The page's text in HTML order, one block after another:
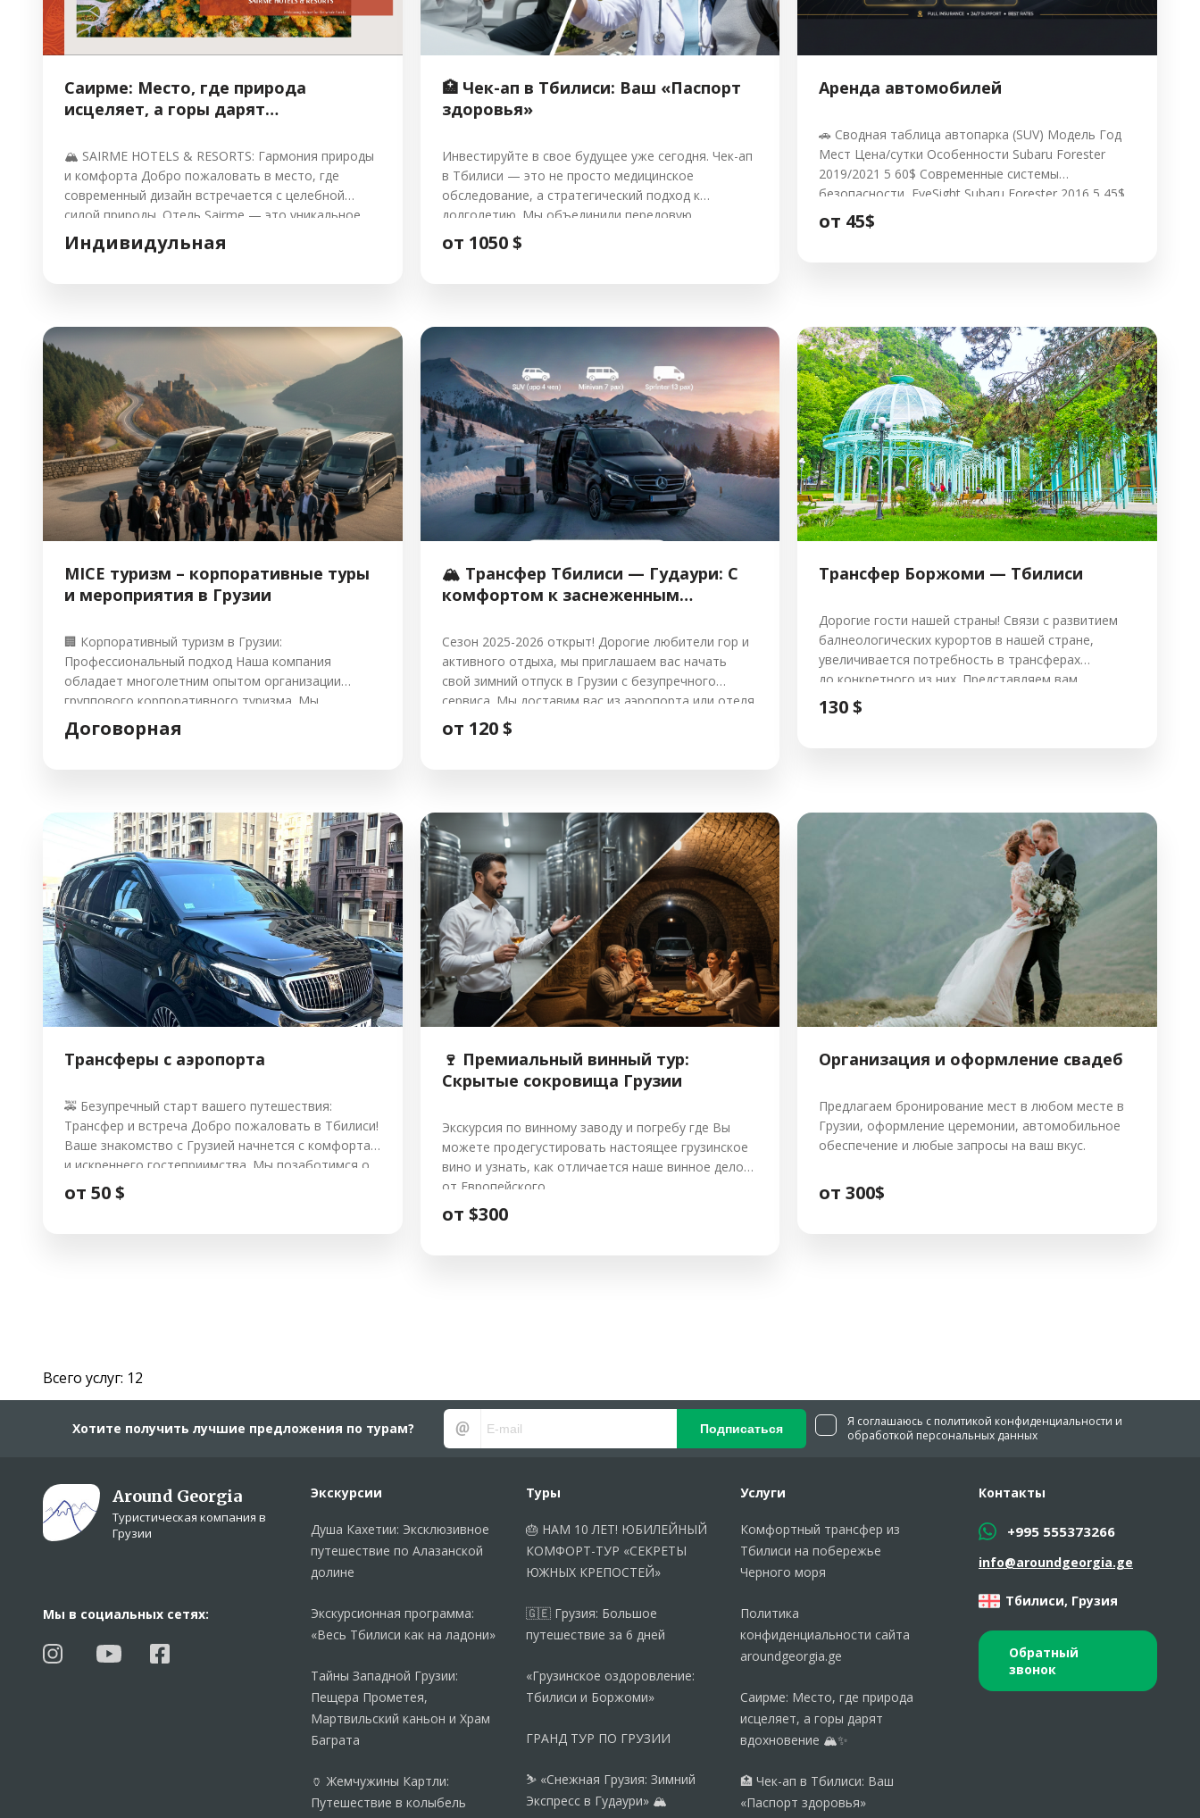
Саирме: Место, где природа
исцеляет, а горы дарят
🏔️ SAIRME HOTELS & RESORTS: Гармония природы
и комфорта Добро пожаловать в место, где
современный дизайн встречается с целебной
силой природы. Отель Sairme — это уникальное
пространство, утопающее в зелени, с
панорамными видами на горы и реки. 🛌
Индивидульная
🏥 Чек-ап в Тбилиси: Ваш «Паспорт
здоровья»
Инвестируйте в свое будущее уже сегодня. Чек-ап
в Тбилиси — это не просто медицинское
обследование, а стратегический подход к
долголетию. Мы объединили передовую
диагностику с легендарным грузинским
гостеприимством, чтобы вы могли позаботиться
от 1050 $
Аренда автомобилей
🚗 Сводная таблица автопарка (SUV) Модель Год
Мест Цена/сутки Особенности Subaru Forester
2019/2021 5 60$ Современные системы
безопасности, EyeSight Subaru Forester 2016 5 45$
Оптимальный баланс цены и проходимости
Mitsubishi Outlander 2018 5 55$ Мягкая подвеска,
от 45$
MICE туризм – корпоративные туры
и мероприятия в Грузии
🏢 Корпоративный туризм в Грузии:
Профессиональный подход Наша компания
обладает многолетним опытом организации
группового корпоративного туризма. Мы
принимаем делегации любого масштаба и
гарантируем индивидуальный подход к каждому
списку ведущих компаний, которые доверяют свой
отдых нам. MICE #корпоративныйотдых […]
Договорная
🏔️ Трансфер Тбилиси — Гудаури: С
комфортом к заснеженным
Сезон 2025-2026 открыт! Дорогие любители гор и
активного отдыха, мы приглашаем вас начать
свой зимний отпуск в Грузии с безупречного
сервиса. Мы доставим вас из аэропорта или отеля
Тбилиси прямо к склонам Гудаури. 🌟 Почему
выбирают наш трансфер? 🚗 Стоимость и
от 120 $
Трансфер Боржоми — Тбилиси
Дорогие гости нашей страны! Связи с развитием
балнеологических курортов в нашей стране,
увеличивается потребность в трансферах
до конкретного из них. Представляем вам
трансфер до курорта Боржоми с аэропорта
Тбилиси или гостиницы в Тбилиси. В зимнее время
по этому направлению готовы к зимним дорогам.
Трансфер с Тбилиси до Боржоми Трансфер […]
130 $
Трансферы с аэропорта
🚕 Безупречный старт вашего путешествия:
Трансфер и встреча Добро пожаловать в Тбилиси!
Ваше знакомство с Грузией начнется с комфорта
и искреннего гостеприимства. Мы позаботимся о
том, чтобы путь от трапа самолета до дверей
отеля был легким, безопасным и приятным в
от 50 $
🍷 Премиальный винный тур:
Скрытые сокровища Грузии
Экскурсия по винному заводу и погребу где Вы
можете продегустировать настоящее грузинское
вино и узнать, как отличается наше винное дело
от Европейского.
от $300
Организация и оформление cвадеб
Предлагаем бронирование мест в любом месте в
Грузии, оформление церемонии, автомобильное
обеспечение и любые запросы на ваш вкус.
от 300$
Всего услуг: 12
Хотите получить лучшие предложения по турам? Подписаться
Я соглашаюсь с политикой конфиденциальности и
обработкой персональных данных
Around Georgia
Туристическая компания в
Грузии
Мы в социальных сетях:
Экскурсии
Душа Кахетии: Эксклюзивное
путешествие по Алазанской
долине
Экскурсионная программа:
«Весь Тбилиси как на ладони»
Тайны Западной Грузии:
Пещера Прометея,
Мартвильский каньон и Храм
Баграта
🏺 Жемчужины Картли:
Путешествие в колыбель
Туры
🎂 НАМ 10 ЛЕТ! ЮБИЛЕЙНЫЙ
КОМФОРТ-ТУР «СЕКРЕТЫ
ЮЖНЫХ КРЕПОСТЕЙ»
🇬🇪 Грузия: Большое
путешествие за 6 дней
«Грузинское оздоровление:
Тбилиси и Боржоми»
ГРАНД ТУР ПО ГРУЗИИ
⛷️ «Снежная Грузия: Зимний
Экспресс в Гудаури» 🏔️
Услуги
Комфортный трансфер из
Тбилиси на побережье
Черного моря
Политика
конфиденциальности сайта
aroundgeorgia.ge
Саирме: Место, где природа
исцеляет, а горы дарят
вдохновение 🏔️✨
🏥 Чек-ап в Тбилиси: Ваш
«Паспорт здоровья»
Контакты
+995 555373266
info@aroundgeorgia.ge
Тбилиси, Грузия
Обратный
звонок